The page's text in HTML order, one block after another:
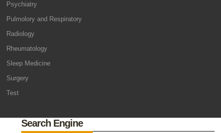
Psychiatry
Pulmolory and Respiratory
Radiology
Rheumatology
Sleep Medicine
Surgery
Test
Search Engine